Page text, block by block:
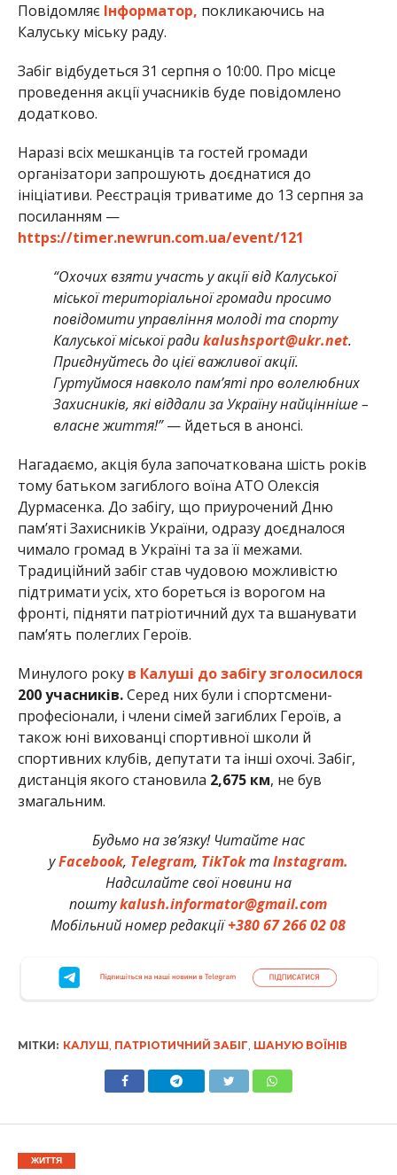
Повідомляє Інформатор, покликаючись на
Калуську міську раду.
Забіг відбудеться 31 серпня о 10:00. Про місце
проведення акції учасників буде повідомлено
додатково.
Наразі всіх мешканців та гостей громади
організатори запрошують доєднатися до
ініціативи. Реєстрація триватиме до 13 серпня за
посиланням —
https://timer.newrun.com.ua/event/121
“Охочих взяти участь у акції від Калуської
міської територіальної громади просимо
повідомити управління молоді та спорту
Калуської міської радиkalushsport@ukr.net.
Приєднуйтесь до цієї важливої акції.
Гуртуймося навколо пам’яті про волелюбних
Захисників, які віддали за Україну найцінніше –
власне життя!”— йдеться в анонсі.
Нагадаємо, акція була започаткована шість років
тому батьком загиблого воїна АТО Олексія
Дурмасенка. До забігу, що приурочений Дню
пам’яті Захисників України, одразу доєдналося
чимало громад в Україні та за її межами.
Традиційний забіг став чудовою можливістю
підтримати усіх, хто бореться із ворогом на
фронті, підняти патріотичний дух та вшанувати
пам’ять полеглих Героїв.
Минулого року в Калуші до забігу зголосилося
200 учасників.Серед них були і спортсмени-
професіонали, і члени сімей загиблих Героїв, а
також юні вихованці спортивної школи й
спортивних клубів, депутати та інші охочі. Забіг,
дистанція якого становила 2,675 км, не був
змагальним.
Будьмо на зв’язку! Читайте нас
уFacebook, Telegram, TikTokтаInstagram.
Надсилайте свої новини на
поштуkalush.informator@gmail.com
Мобільний номер редакції+380 67 266 02 08
МІТКИ: КАЛУШ ПАТРІОТИЧНИЙ ЗАБІГ ШАНУЮ ВОЇНІВ
ЖИТТЯ